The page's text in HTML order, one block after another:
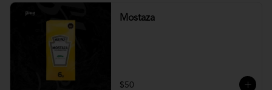
Mostaza
$50